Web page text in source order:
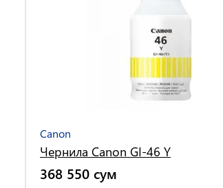
Canon
Чернила Canon GI-46 Y
368 550 сум